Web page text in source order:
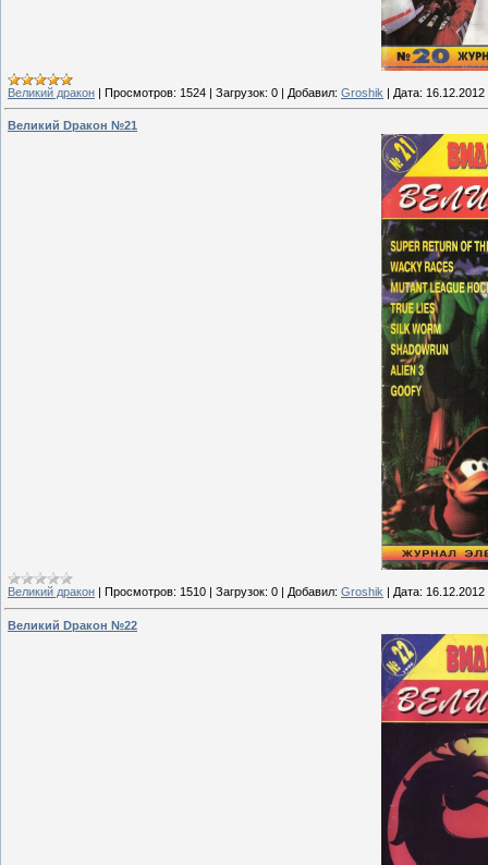
Великий дракон | Просмотров: 1524 | Загрузок: 0 | Добавил: Groshik | Дата: 16.12.2012
Великий Dракон №21
Великий дракон Просмотров: 1510 Загрузок: 0 Добавил: Groshik Дата: 16.12.2012
Великий Dракон №22